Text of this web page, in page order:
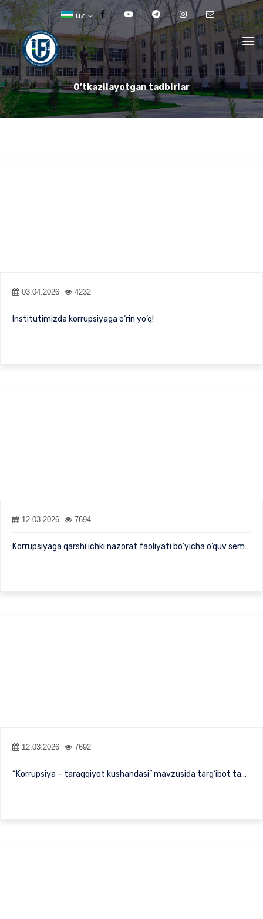
uz
O'tkazilayotgan tadbirlar
03.04.2026 4232
Institutimizda korrupsiyaga o‘rin yo‘q!
12.03.2026 7694
Korrupsiyaga qarshi ichki nazorat faoliyati bo‘yicha o‘quv semin…
12.03.2026 7692
“Korrupsiya – taraqqiyot kushandasi” mavzusida targ‘ibot tadbiri…